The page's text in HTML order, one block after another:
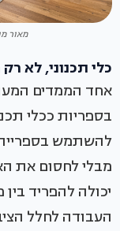
מאור
כלי תכנוני, לא
אחד הממדים
בספריות ככלי
להשתמש בספרייה
מבלי לחסום את
יכולה להפריד
העבודה לחלל